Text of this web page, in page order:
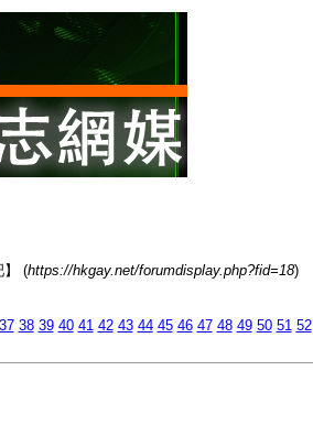
】 (https://hkgay.net/forumdisplay.php?fid=18)
37 38 39 40 41 42 43 44 45 46 47 48 49 50 51 52